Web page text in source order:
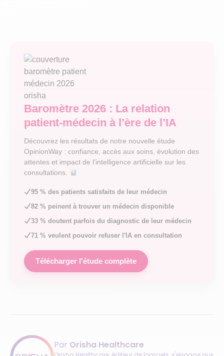
Baromètre 2026 : La relation
patient-médecin à l’ère de l’IA
Découvrez les résultats de notre nouvelle étude
OpinionWay : confiance, accès aux soins, évolution des
attentes et impact de l'intelligence artificielle sur les
consultations.
95 % des patients satisfaits de leur médecin
82 % peinent à trouver un médecin disponible
33 % doutent parfois du diagnostic de leur médecin
71 % veulent pouvoir refuser l'IA en consultation
Télécharger l'étude complète
Par Orisha Healthcare